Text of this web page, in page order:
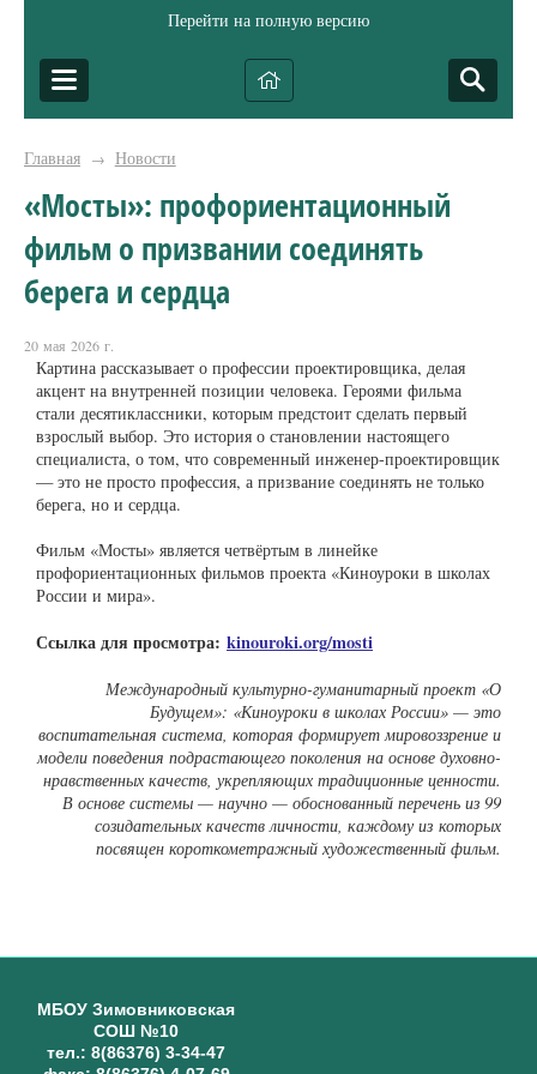
Перейти на полную версию
Главная → Новости
«Мосты»: профориентационный
фильм о призвании соединять
берега и сердца
20 мая 2026 г.
Картина рассказывает о профессии проектировщика, делая
акцент на внутренней позиции человека. Героями фильма
стали десятиклассники, которым предстоит сделать первый
взрослый выбор. Это история о становлении настоящего
специалиста, о том, что современный инженер-проектировщик
— это не просто профессия, а призвание соединять не только
берега, но и сердца.
Фильм «Мосты» является четвёртым в линейке
профориентационных фильмов проекта «Киноуроки в школах
России и мира».
Ссылка для просмотра: kinouroki.org/mosti
Международный культурно-гуманитарный проект «О
Будущем»: «Киноуроки в школах России» — это
воспитательная система, которая формирует мировоззрение и
модели поведения подрастающего поколения на основе духовно-
нравственных качеств, укрепляющих традиционные ценности.
В основе системы — научно — обоснованный перечень из 99
созидательных качеств личности, каждому из которых
посвящен короткометражный художественный фильм.
МБОУ Зимовниковская
СОШ №10
тел.: 8(86376) 3-34-47